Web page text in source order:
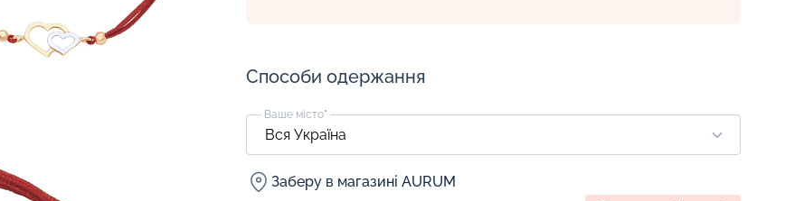
Способи одержання
Ваше місто*
Заберу в магазині AURUM